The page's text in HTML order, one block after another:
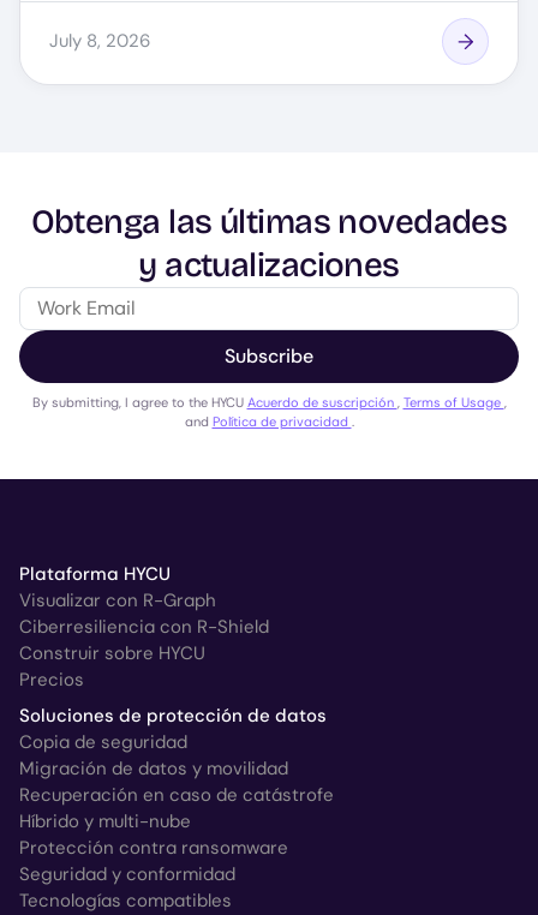
July 8, 2026
Obtenga las últimas novedades
y actualizaciones
Subscribe
By submitting, I agree to the HYCU Acuerdo de suscripción , Terms of Usage ,
and Política de privacidad .
Plataforma HYCU
Visualizar con R-Graph
Ciberresiliencia con R-Shield
Construir sobre HYCU
Precios
Soluciones de protección de datos
Copia de seguridad
Migración de datos y movilidad
Recuperación en caso de catástrofe
Híbrido y multi-nube
Protección contra ransomware
Seguridad y conformidad
Tecnologías compatibles